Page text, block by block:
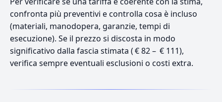
confronta più preventivi e controlla cosa è incluso
(materiali, manodopera, garanzie, tempi di
esecuzione). Se il prezzo si discosta in modo
significativo dalla fascia stimata ( € 82 – € 111),
verifica sempre eventuali esclusioni o costi extra.